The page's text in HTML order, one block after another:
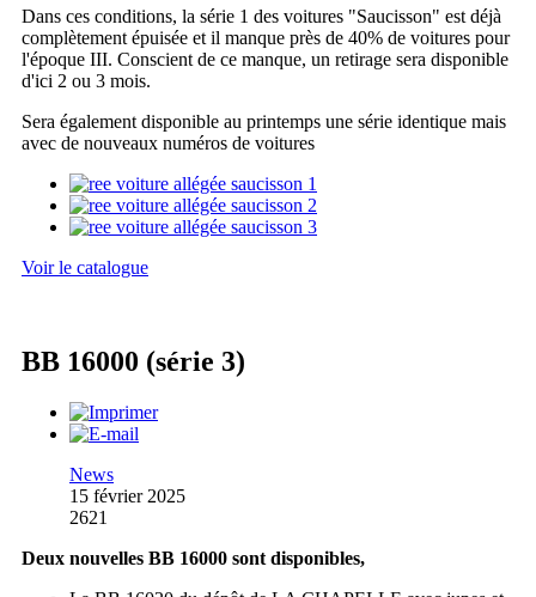
Dans ces conditions, la série 1 des voitures "Saucisson" est déjà
complètement épuisée et il manque près de 40% de voitures pour
l'époque III. Conscient de ce manque, un retirage sera disponible
d'ici 2 ou 3 mois.
Sera également disponible au printemps une série identique mais
avec de nouveaux numéros de voitures
Voir le catalogue
BB 16000 (série 3)
News
15 février 2025
2621
Deux nouvelles BB 16000 sont disponibles,